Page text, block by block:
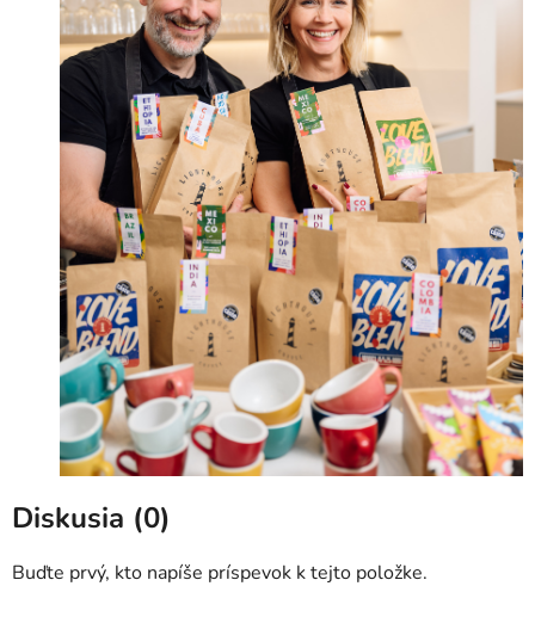
Diskusia (0)
Buďte prvý, kto napíše príspevok k tejto položke.